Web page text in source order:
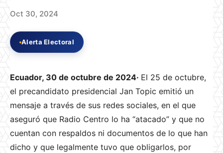
Oct 30, 2024
Alerta Electoral
Ecuador, 30 de octubre de 2024· El 25 de octubre,
el precandidato presidencial Jan Topic emitió un
mensaje a través de sus redes sociales, en el que
aseguró que Radio Centro lo ha “atacado” y que no
cuentan con respaldos ni documentos de lo que han
dicho y que legalmente tuvo que obligarlos, por